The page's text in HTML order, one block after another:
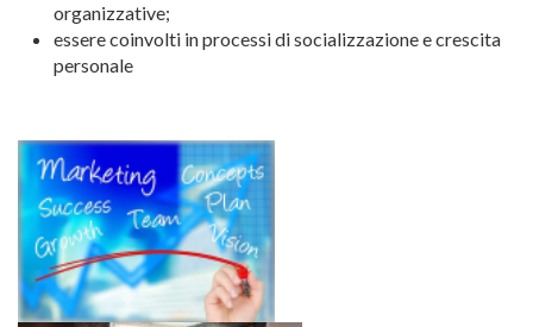
organizzative;
essere coinvolti in processi di socializzazione e crescita
personale